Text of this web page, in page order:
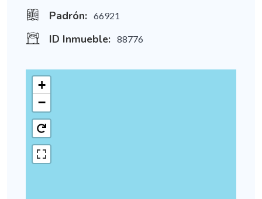
Padrón: 66921
ID Inmueble: 88776
+
−